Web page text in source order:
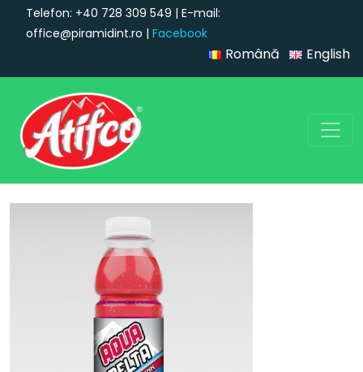
Telefon: +40 728 309 549 | E-mail:
office@piramidint.ro | Facebook
Română English
Navigare principală